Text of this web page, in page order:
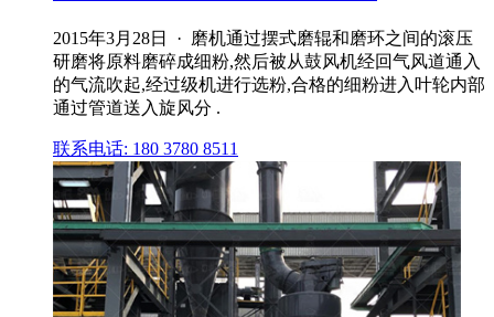
2015年3月28日 · 磨机通过摆式磨辊和磨环之间的滚压
研磨将原料磨碎成细粉,然后被从鼓风机经回气风道通入
的气流吹起,经过级机进行选粉,合格的细粉进入叶轮内部
通过管道送入旋风分 .
联系电话: 180 3780 8511